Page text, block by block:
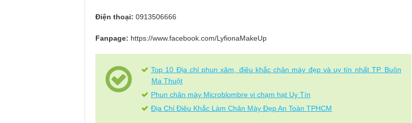
Điện thoại: 0913506666
Fanpage: https://www.facebook.com/LyfionaMakeUp
Top 10 Địa chỉ phun xăm, điêu khắc chân mày đẹp và uy tín nhất TP. Buôn
Ma Thuột
Phun chân mày Microblombre vi chạm hạt Uy Tín
Địa Chỉ Điêu Khắc Làm Chân Mày Đẹp An Toàn TPHCM